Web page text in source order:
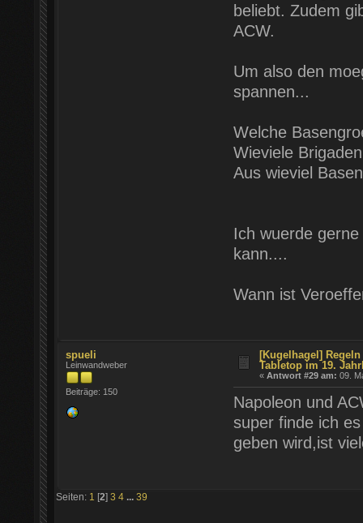
beliebt. Zudem
ACW.
Um also den
spannen...
Welche
Wieviele
Aus wieviel
Ich wuerde
kann....
Wann ist
spueli
Leinwandweber
Beiträge: 150
[Kugelhagel]
Tabletop im 19.
«Antwort #29 am: 09.
Napoleon und
super finde ich
geben wird,ist
Seiten: 1 [2] 3 4 ... 39